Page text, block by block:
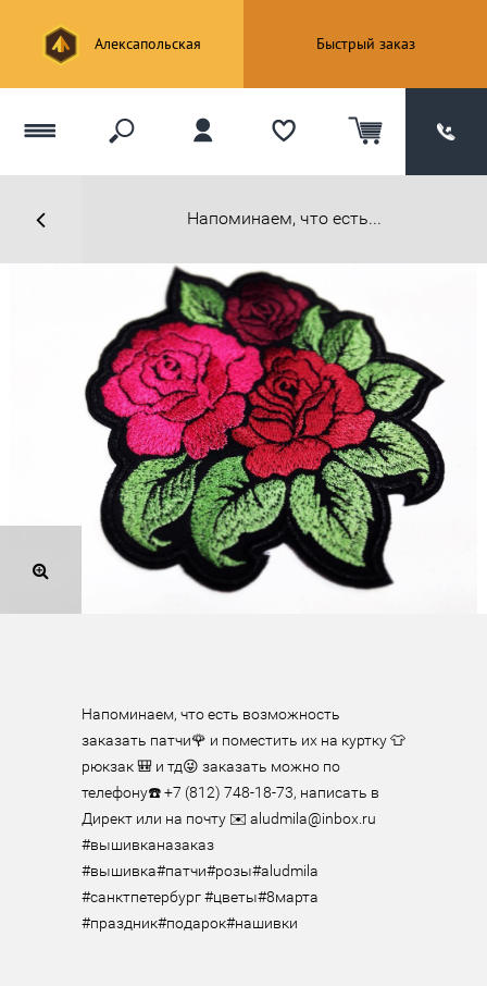
Алексапольская Быстрый заказ
Напоминаем, что есть...
Напоминаем, что есть возможность
заказать патчи🌹 и поместить их на куртку 👕
рюкзак 🎒 и тд😜 заказать можно по
телефону☎️ +7 (812) 748-18-73, написать в
Директ или на почту ✉️ aludmila@inbox.ru
#вышивканазаказ
#вышивка#патчи#розы#aludmila
#санктпетербург #цветы#8марта
#праздник#подарок#нашивки